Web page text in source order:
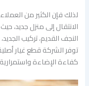
لذلك فإن الكثير من
الانتقال إلى منزل جديد،
النجف القديم، تركيب
توفر الشركة قطع غيار
كفاءة الإضاءة